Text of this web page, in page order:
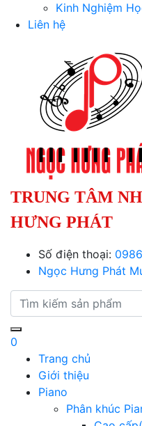
Kinh Nghiệm
Liên hệ
TRUNG TÂM
HƯNG PHÁT
Số điện thoại:
Ngọc Hưng Phát
0
Trang chủ
Giới thiệu
Piano
Phân khúc